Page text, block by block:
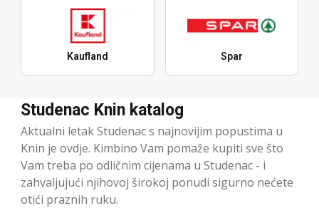
Kaufland Spar
Studenac Knin katalog
Aktualni letak Studenac s najnovijim popustima u
Knin je ovdje. Kimbino Vam pomaže kupiti sve što
Vam treba po odličnim cijenama u Studenac - i
zahvaljujući njihovoj širokoj ponudi sigurno nećete
otići praznih ruku.